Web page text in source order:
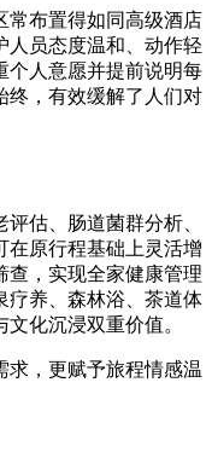
常布置得如同高级酒店
人员态度温和、动作轻
个人意愿并提前说明每
终，有效缓解了人们对
估、肠道菌群分析、
在原行程基础上灵活增
查，实现全家健康管理
疗养、森林浴、茶道体
化沉浸双重价值。
求，更赋予旅程情感温